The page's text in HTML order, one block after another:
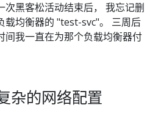
次黑客松活动结束后， 我忘记删
载均衡器的 "test-svc"。 三周后
间我一直在为那个负载均衡器付
杂的网络配置